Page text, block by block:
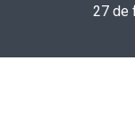
27 de